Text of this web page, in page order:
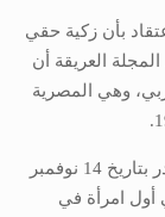
بأن زكية حقي
العريقة أن
وهي المصرية
حسب منشور لمجلة «المصور»، في عددها الصادر بتاريخ 14 نوفمبر
هي أول امرأة في